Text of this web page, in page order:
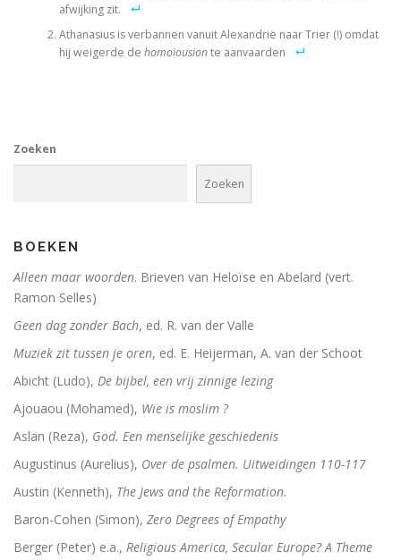
Afsluitend onwetenschappelijk naschrift bij
De seculiere samenleving. Over religie,
Examens de la Bible
‘Hier stehe ich, es war ganz anders’
Moby Dick
afwijking zit.
Athanasius is verbannen vanuit Alexandrië naar Trier (!) omdat
hij weigerde de homoiousionte aanvaarden
Zoeken
Zoeken
BOEKEN
Alleen maar woorden. Brieven van Heloïse en Abelard (vert.
Ramon Selles)
Geen dag zonder Bach, ed. R. van der Valle
Muziek zit tussen je oren, ed. E. Heijerman, A. van der Schoot
Abicht (Ludo), De bijbel, een vrij zinnige lezing
Ajouaou (Mohamed), Wie is moslim ?
Aslan (Reza), God. Een menselijke geschiedenis
Augustinus (Aurelius), Over de psalmen. Uitweidingen 110-117
Austin (Kenneth), The Jews and the Reformation.
Baron-Cohen (Simon), Zero Degrees of Empathy
Berger (Peter) e.a., Religious America, Secular Europe? A Theme